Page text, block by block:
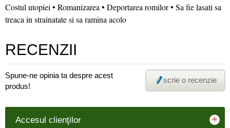
Costul utopiei • Romanizarea • Deportarea romilor • Sa fie lasati sa
treaca in strainatate si sa ramina acolo
RECENZII
Spune-ne opinia ta despre acest
produs!
scrie o recenzie
Accesul clienţilor +